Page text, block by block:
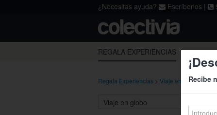
¿Necesitas ayuda? Escríbenos |
Acepto lostérminos , la política de
REGALA EXPERIENCIAS
Regala Experiencias > Viaje en globo>
Recibe